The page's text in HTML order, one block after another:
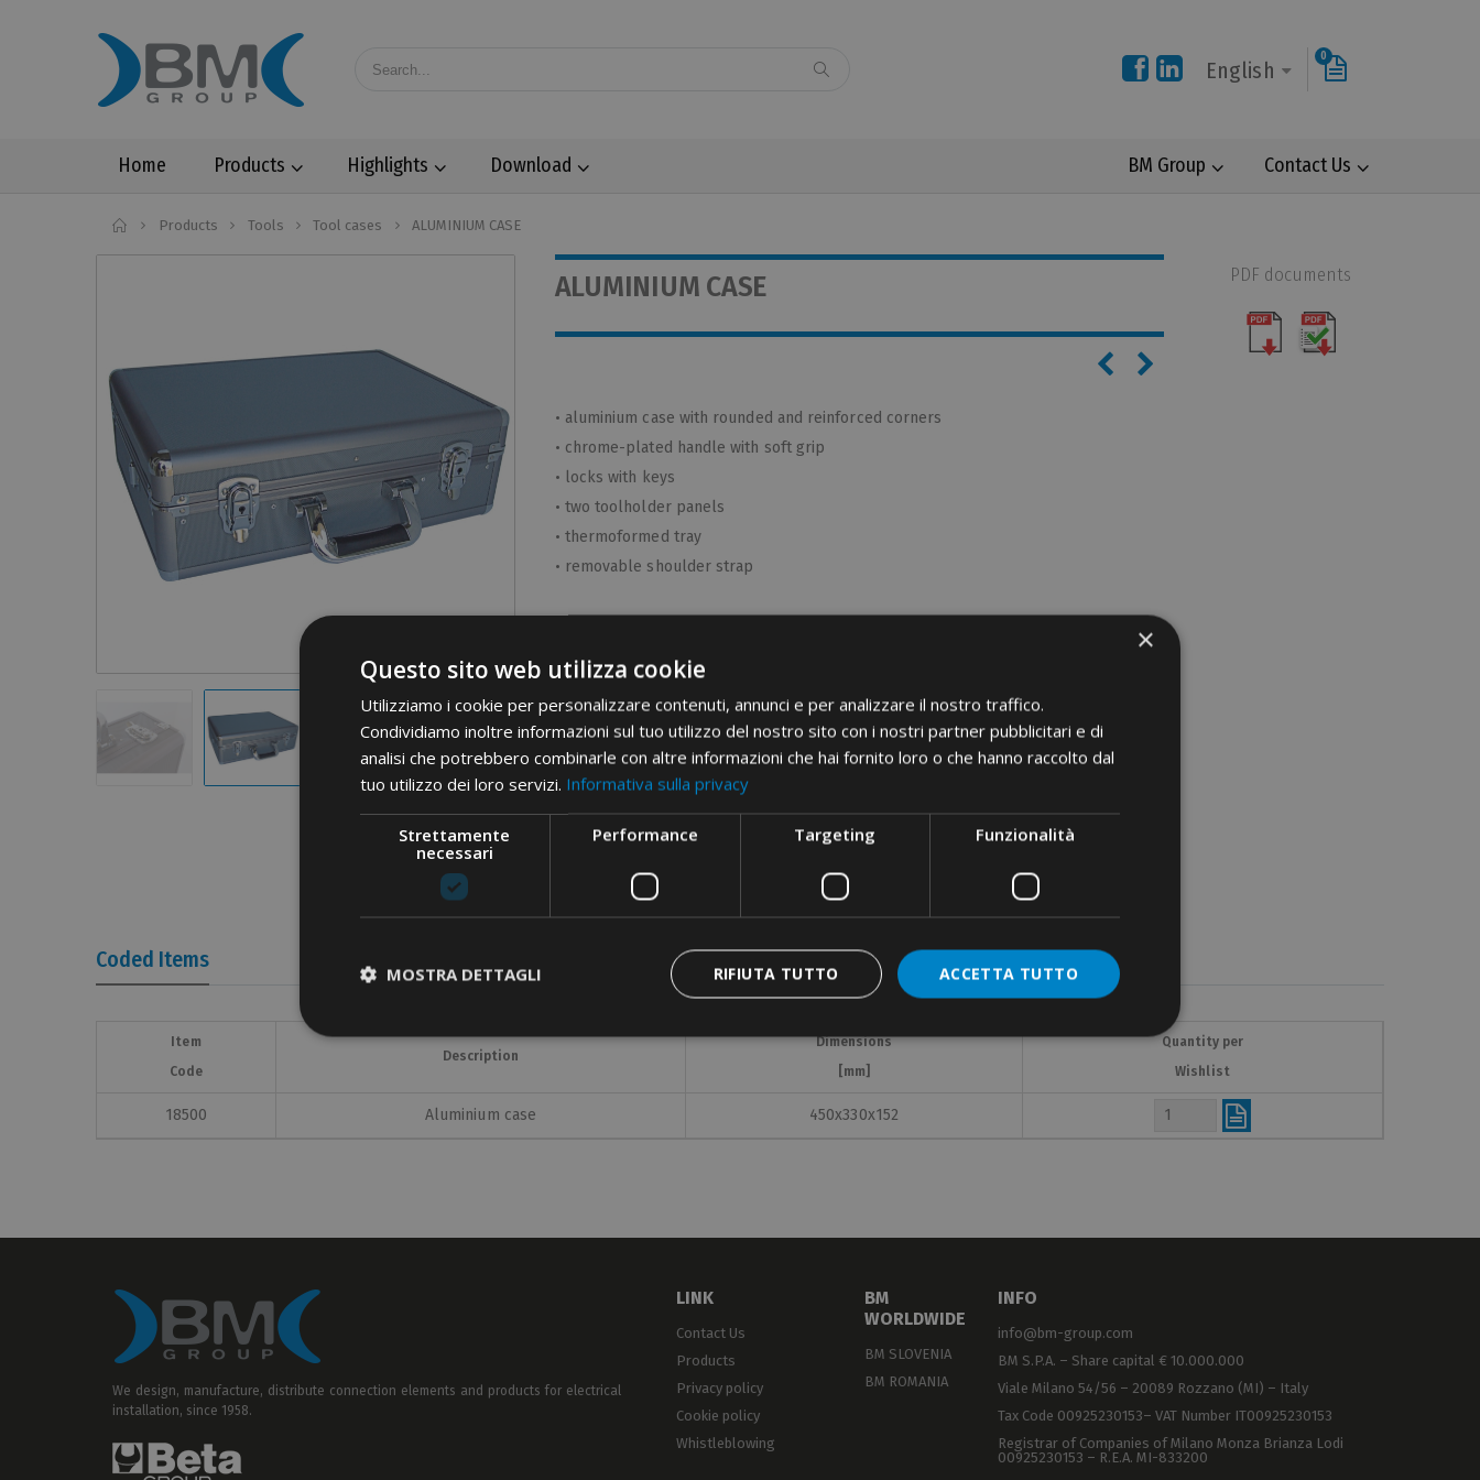
English
0
Home Products Highlights Download Contact Us
BM Group
Home
Products Tools Tool cases ALUMINIUM CASE
ALUMINIUM CASE
• aluminium case with rounded and reinforced corners
• chrome-plated handle with soft grip
• locks with keys
• two toolholder panels
• thermoformed tray
• removable shoulder strap
Material
Etim 9 EC000181
cid 32UL05A
PDF documents
Coded Items
Item
Code
Description
Dimensions
[mm]
Quantity per
Wishlist
18500 Aluminium case 450x330x152
We design, manufacture, distribute connection elements and products for electrical
installation, since 1958.
LINK
Contact Us
Products
Privacy policy
Cookie policy
Whistleblowing
BM
WORLDWIDE
BM SLOVENIA
BM ROMANIA
INFO
info@bm-group.com
BM S.P.A. – Share capital € 10.000.000
Viale Milano 54/56 – 20089 Rozzano (MI) – Italy
Tax Code 00925230153– VAT Number IT00925230153
Registrar of Companies of Milano Monza Brianza Lodi
00925230153 – R.E.A. MI-833200
×
Questo sito web utilizza cookie
Utilizziamo i cookie per personalizzare contenuti, annunci e per analizzare il nostro traffico.
Condividiamo inoltre informazioni sul tuo utilizzo del nostro sito con i nostri partner pubblicitari e di
analisi che potrebbero combinarle con altre informazioni che hai fornito loro o che hanno raccolto dal
tuo utilizzo dei loro servizi. Informativa sulla privacy
Strettamente
necessari
Performance Targeting Funzionalità
ACCETTA TUTTO
RIFIUTA TUTTO
MOSTRA DETTAGLI